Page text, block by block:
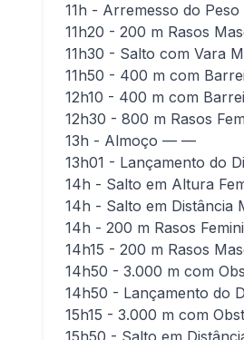
11h - Arremesso do
11h20 - 200 m Rasos
11h30 - Salto com Vara
11h50 - 400 m com
12h10 - 400 m com
12h30 - 800 m Rasos
13h - Almoço — —
13h01 - Lançamento do
14h - Salto em Altura
14h - Salto em Distância
14h - 200 m Rasos
14h15 - 200 m Rasos
14h50 - 3.000 m com
14h50 - Lançamento do
15h15 - 3.000 m com
15h50 - Salto em